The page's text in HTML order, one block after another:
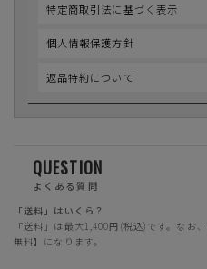
特定商取引法に基づく表示
個人情報保護方針
返品特約について
QUESTION
よくある質問
「送料」はいくら？
「送料」は最大1,400円(税込)です。なお
無料】になります。